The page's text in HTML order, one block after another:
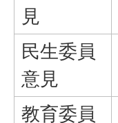
見
民生委員
意見
教育委員